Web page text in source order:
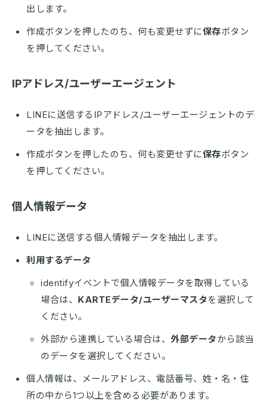
出します。
作成ボタンを押したのち、何も変更せずに保存ボタン
を押してください。
IPアドレス/ユーザーエージェント
LINEに送信するIPアドレス/ユーザーエージェントのデ
ータを抽出します。
作成ボタンを押したのち、何も変更せずに保存ボタン
を押してください。
個人情報データ
LINEに送信する個人情報データを抽出します。
利用するデータ
identifyイベントで個人情報データを取得している
場合は、 KARTEデータ/ユーザーマスタを選択して
ください。
外部から連携している場合は、 外部データから該当
のデータを選択してください。
個人情報は、メールアドレス、電話番号、姓・名・住
所の中から1つ以上を含める必要があります。